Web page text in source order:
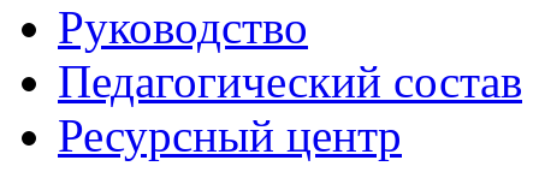
Руководство
Педагогический состав
Ресурсный центр